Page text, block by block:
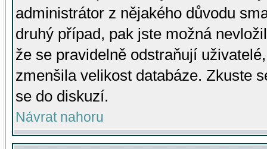
administrátor z nějakého důvodu
druhý případ, pak jste možná
že se pravidelně odstraňují
zmenšila velikost databáze. Zkuste
se do diskuzí.
Návrat nahoru